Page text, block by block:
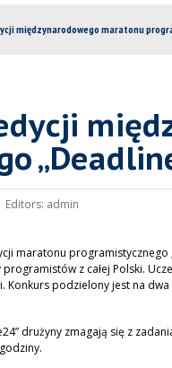
międzynarodowego maratonu
Editors: admin
maratonu programistycznego
z całej Polski.
Konkurs podzielony jest na
drużyny zmagają się z